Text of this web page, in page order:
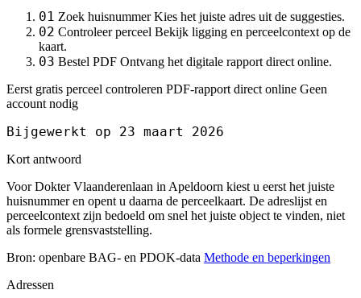
01 Zoek huisnummer Kies het juiste adres uit de suggesties.
02 Controleer perceel Bekijk ligging en perceelcontext op de
kaart.
03 Bestel PDF Ontvang het digitale rapport direct online.
Eerst gratis perceel controleren PDF-rapport direct online Geen
account nodig
Bijgewerkt op 23 maart 2026
Kort antwoord
Voor Dokter Vlaanderenlaan in Apeldoorn kiest u eerst het juiste
huisnummer en opent u daarna de perceelkaart. De adreslijst en
perceelcontext zijn bedoeld om snel het juiste object te vinden, niet
als formele grensvaststelling.
Bron: openbare BAG- en PDOK-data Methode en beperkingen
Adressen